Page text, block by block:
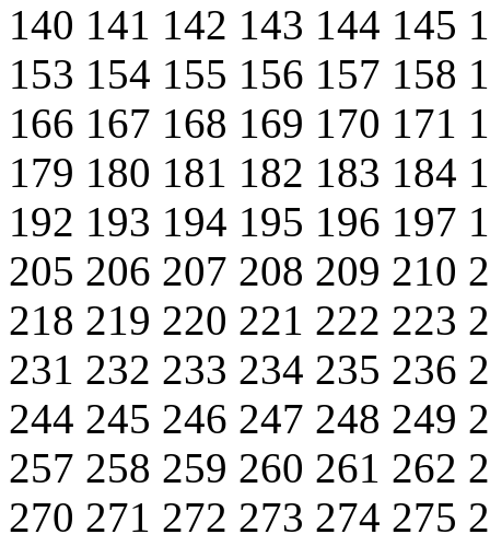
140 141 142 143 144 145
153 154 155 156 157 158
166 167 168 169 170 171
179 180 181 182 183 184
192 193 194 195 196 197
205 206 207 208 209 210
218 219 220 221 222 223
231 232 233 234 235 236
244 245 246 247 248 249
257 258 259 260 261 262
270 271 272 273 274 275